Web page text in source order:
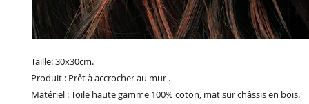
Taille: 30x30cm.
Produit : Prêt à accrocher au mur .
Matériel : Toile haute gamme 100% coton, mat sur châssis en bois.